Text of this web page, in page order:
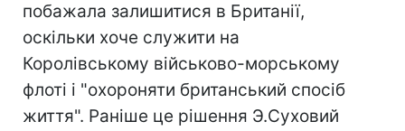
побажала залишитися в Британії,
оскільки хоче служити на
Королівському військово-морському
флоті і "охороняти британський спосіб
життя". Раніше це рішення Э.Суховий